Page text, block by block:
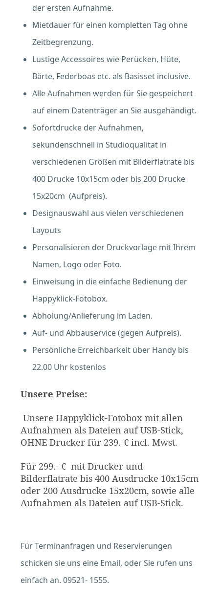
der ersten Aufnahme.
Mietdauer für einen kompletten Tag ohne
Zeitbegrenzung.
Lustige Accessoires wie Perücken, Hüte,
Bärte, Federboas etc. als Basisset inclusive.
Alle Aufnahmen werden für Sie gespeichert
auf einem Datenträger an Sie ausgehändigt.
Sofortdrucke der Aufnahmen,
sekundenschnell in Studioqualität in
verschiedenen Größen mit Bilderflatrate bis
400 Drucke 10x15cm oder bis 200 Drucke
15x20cm (Aufpreis).
Designauswahl aus vielen verschiedenen
Layouts
Personalisieren der Druckvorlage mit Ihrem
Namen, Logo oder Foto.
Einweisung in die einfache Bedienung der
Happyklick-Fotobox.
Abholung/Anlieferung im Laden.
Auf- und Abbauservice (gegen Aufpreis).
Persönliche Erreichbarkeit über Handy bis
22.00 Uhr kostenlos
Unsere Preise:
Unsere Happyklick-Fotobox mit allen
Aufnahmen als Dateien auf USB-Stick,
OHNE Drucker für 239.-€ incl. Mwst.
Für 299.- € mit Drucker und
Bilderflatrate bis 400 Ausdrucke 10x15cm
oder 200 Ausdrucke 15x20cm, sowie alle
Aufnahmen als Dateien auf USB-Stick.
Für Terminanfragen und Reservierungen
schicken sie uns eine Email, oder Sie rufen uns
einfach an. 09521- 1555.